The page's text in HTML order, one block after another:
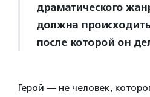
драматического
должна
после которой он
Герой — не человек,